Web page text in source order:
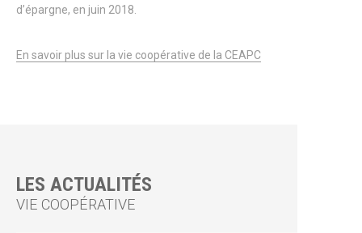
d’épargne, en juin 2018.
En savoir plus sur la vie coopérative de la CEAPC
LES ACTUALITÉS
VIE COOPÉRATIVE